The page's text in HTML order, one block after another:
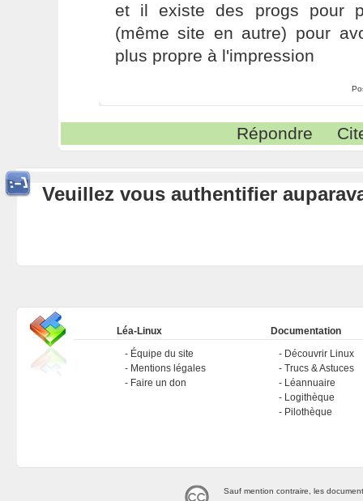
et il existe des progs pour
(même site en autre) pour
plus propre à l'impression
Répondre
Veuillez vous authentifier
Léa-Linux
Équipe du site
Mentions légales
Faire un don
Documentation
Découvrir Linux
Trucs & Astuces
Léannuaire
Logithèque
Pilothèque
Sauf mention contraire, les